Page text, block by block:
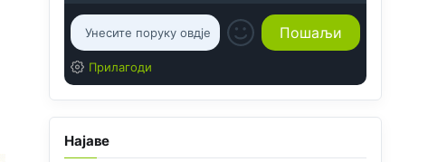
Прилагоди
Најаве